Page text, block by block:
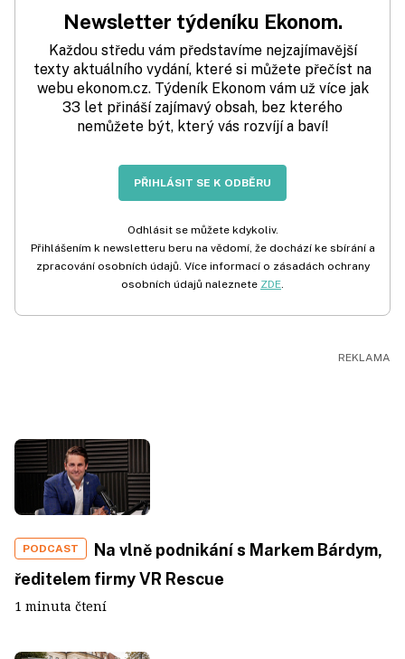
Newsletter týdeníku Ekonom.
Každou středu vám představíme nejzajímavější
texty aktuálního vydání, které si můžete přečíst na
webu ekonom.cz. Týdeník Ekonom vám už více jak
33 let přináší zajímavý obsah, bez kterého
nemůžete být, který vás rozvíjí a baví!
PŘIHLÁSIT SE K ODBĚRU
Odhlásit se můžete kdykoliv.
Přihlášením k newsletteru beru na vědomí, že dochází ke sbírání a
zpracování osobních údajů. Více informací o zásadách ochrany
osobních údajů naleznete ZDE
PODCAST
Na vlně podnikání s Markem Bárdym,
ředitelem firmy VR Rescue
1 minuta čtení